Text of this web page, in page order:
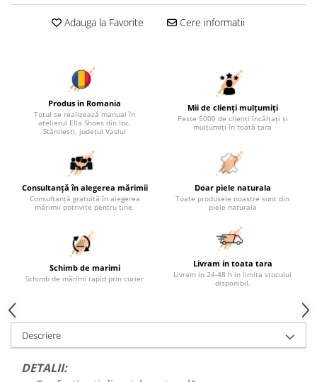
Adauga la Favorite Cere informatii
Produs in Romania
Totul se realizează manual în
atelierul Ella Shoes din loc.
Stănilești, județul Vaslui
Mii de clienți mulțumiți
Peste 5000 de clienți încălțați și
mulțumiți în toată țara
Consultanță în alegerea mărimii
Consultanță gratuită în alegerea
mărimii potrivite pentru tine.
Doar piele naturala
Toate produsele noastre sunt din
piele naturala
Schimb de marimi
Schimb de mărimi rapid prin curier
Livram in toata tara
Livram in 24-48 h in limita stocului
disponibil.
Descriere
DETALII: